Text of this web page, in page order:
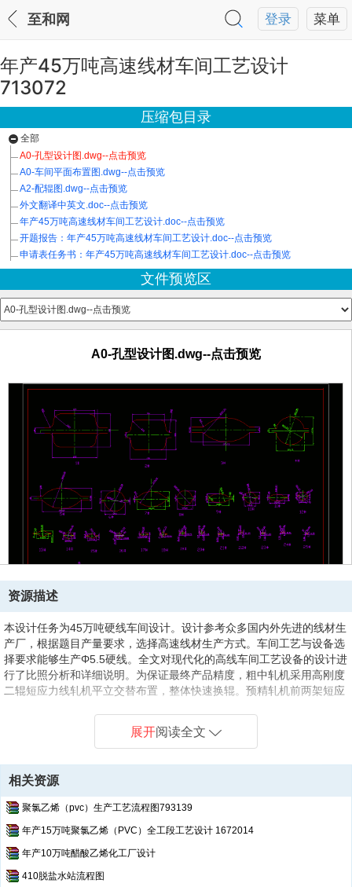
菜单
登录
至和网
年产45万吨高速线材车间工艺设计
713072
压缩包目录
全部
A0-孔型设计图.dwg--点击预览
A0-车间平面布置图.dwg--点击预览
A2-配辊图.dwg--点击预览
外文翻译中英文.doc--点击预览
年产45万吨高速线材车间工艺设计.doc--点击预览
开题报告：年产45万吨高速线材车间工艺设计.doc--点击预览
申请表任务书：年产45万吨高速线材车间工艺设计.doc--点击预览
文件预览区
A0-孔型设计图.dwg--点击预览
资源描述
本设计任务为45万吨硬线车间设计。设计参考众多国内外先进的线材生
产厂，根据题目产量要求，选择高速线材生产方式。车间工艺与设备选
择要求能够生产Φ5.5硬线。全文对现代化的高线车间工艺设备的设计进
行了比照分析和详细说明。为保证最终产品精度，粗中轧机采用高刚度
二辊短应力线轧机平立交替布置，整体快速换辊。预精轧机前两架短应
V型悬臂无扭成组传动轧机，出口安装4架减定径机；轧制速度高并且尺
型系统设计、速度计算、温降计算、力能计算、轧辊校核、辅助设备选
择等。
展开阅读全文
相关资源
聚氯乙烯（pvc）生产工艺流程图793139
年产15万吨聚氯乙烯（PVC）全工段工艺设计 1672014
年产10万吨醋酸乙烯化工厂设计
410脱盐水站流程图